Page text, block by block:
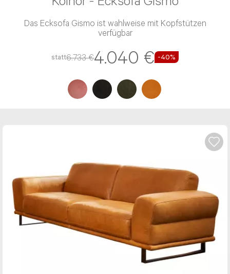
Koinor - Ecksofa Gismo
Das Ecksofa Gismo ist wahlweise mit Kopfstützen
verfügbar
statt6.733 € 4.040 € -40%